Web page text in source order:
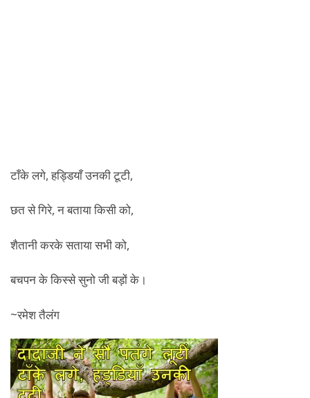
टाँके लगे, हड्डियाँ उनकी टूटी,
छत से गिरे, न बताया किसी को,
शैतानी करके सताया सभी को,
बचपन के किस्से सुनो जी बड़ों के।
~रमेश तैलंग